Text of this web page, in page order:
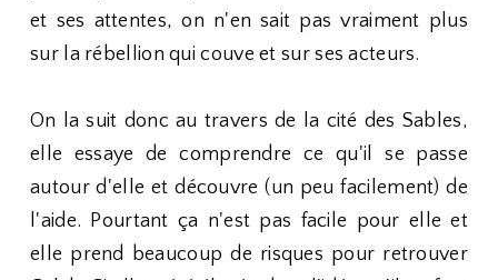
et ses attentes, on n'en sait pas vraiment plus
sur la rébellion qui couve et sur ses acteurs.
On la suit donc au travers de la cité des Sables,
elle essaye de comprendre ce qu'il se passe
autour d'elle et découvre (un peu facilement) de
l'aide. Pourtant ça n'est pas facile pour elle et
elle prend beaucoup de risques pour retrouver